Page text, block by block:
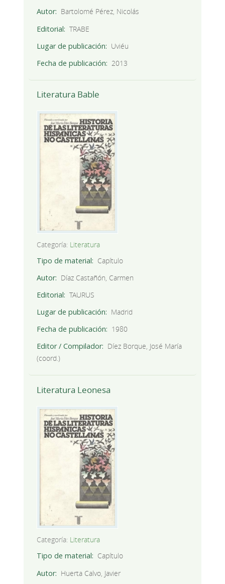
Autor
Bartolomé Pérez, Nicolás
Editorial
TRABE
Lugar de publicación
Uviéu
Fecha de publicación
2013
Literatura Bable
Categoría: Literatura
Tipo de material
Capítulo
Autor
Díaz Castañón, Carmen
Editorial
TAURUS
Lugar de publicación
Madrid
Fecha de publicación
1980
Editor / Compilador
Díez Borque, José María
(coord.)
Literatura Leonesa
Categoría: Literatura
Tipo de material
Capítulo
Autor
Huerta Calvo, Javier